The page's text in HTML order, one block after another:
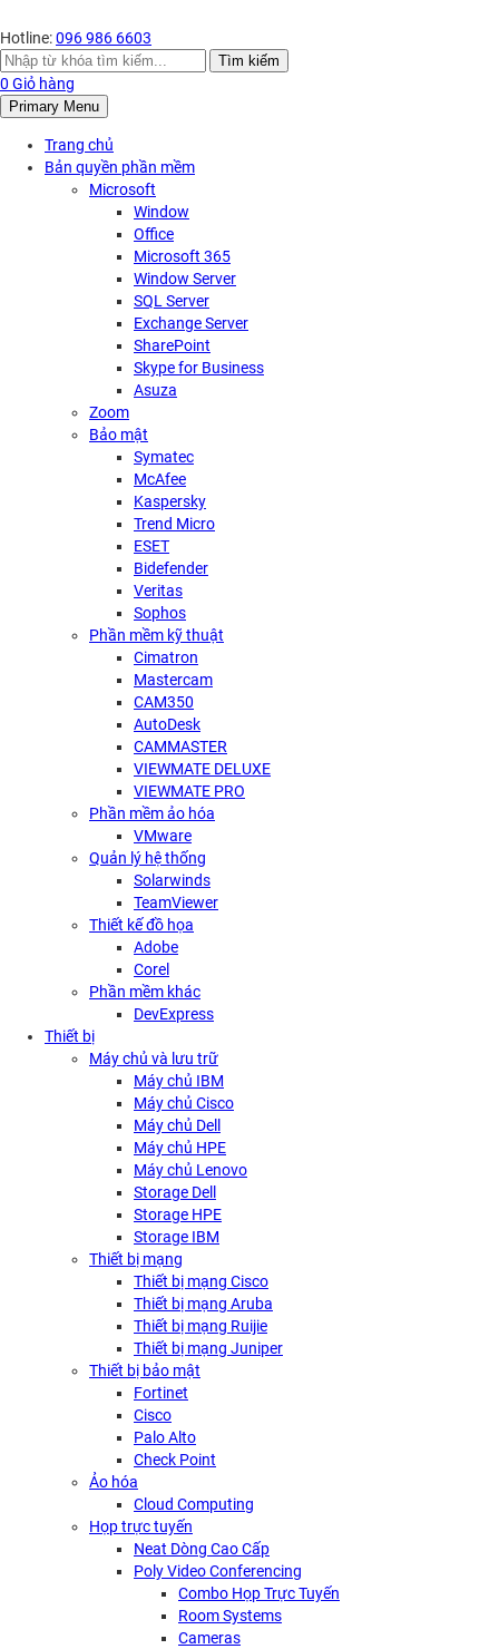
Hotline:096 986 6603
Search
for:
Tìm kiếm
0 Giỏ hàng
Primary Menu
Trang chủ
Bản quyền phần mềm
Microsoft
Window
Office
Microsoft 365
Window Server
SQL Server
Exchange Server
SharePoint
Skype for Business
Asuza
Zoom
Bảo mật
Symatec
McAfee
Kaspersky
Trend Micro
ESET
Bidefender
Veritas
Sophos
Phần mềm kỹ thuật
Cimatron
Mastercam
CAM350
AutoDesk
CAMMASTER
VIEWMATE DELUXE
VIEWMATE PRO
Phần mềm ảo hóa
VMware
Quản lý hệ thống
Solarwinds
TeamViewer
Thiết kế đồ họa
Adobe
Corel
Phần mềm khác
DevExpress
Thiết bị
Máy chủ và lưu trữ
Máy chủ IBM
Máy chủ Cisco
Máy chủ Dell
Máy chủ HPE
Máy chủ Lenovo
Storage Dell
Storage HPE
Storage IBM
Thiết bị mạng
Thiết bị mạng Cisco
Thiết bị mạng Aruba
Thiết bị mạng Ruijie
Thiết bị mạng Juniper
Thiết bị bảo mật
Fortinet
Cisco
Palo Alto
Check Point
Ảo hóa
Cloud Computing
Họp trực tuyến
Neat Dòng Cao Cấp
Poly Video Conferencing
Combo Họp Trực Tuyến
Room Systems
Cameras